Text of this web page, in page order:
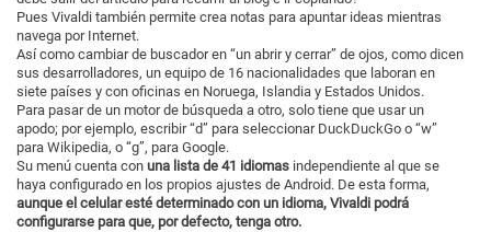
Pues Vivaldi también permite crea notas para apuntar ideas mientras
navega por Internet.
Así como cambiar de buscador en “un abrir y cerrar” de ojos, como dicen
sus desarrolladores, un equipo de 16 nacionalidades que laboran en
siete países y con oficinas en Noruega, Islandia y Estados Unidos.
Para pasar de un motor de búsqueda a otro, solo tiene que usar un
apodo; por ejemplo, escribir “d” para seleccionar DuckDuckGo o “w”
para Wikipedia, o “g”, para Google.
Su menú cuenta con una lista de 41 idiomas independiente al que se
haya configurado en los propios ajustes de Android. De esta forma,
aunque el celular esté determinado con un idioma, Vivaldi podrá
configurarse para que, por defecto, tenga otro.